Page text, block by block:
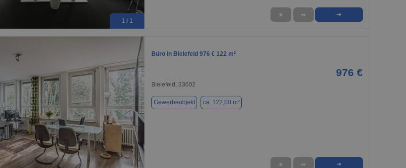
1 / 1
★ ➦ ➜
Büro in Bielefeld 976 € 122 m²
976 €
Bielefeld, 33602
Gewerbeobjekt ca. 122,00 m²
★ ➦ ➜